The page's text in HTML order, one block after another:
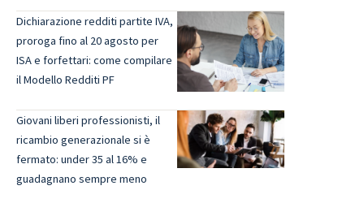
Dichiarazione redditi partite IVA,
proroga fino al 20 agosto per
ISA e forfettari: come compilare
il Modello Redditi PF
Giovani liberi professionisti, il
ricambio generazionale si è
fermato: under 35 al 16% e
guadagnano sempre meno